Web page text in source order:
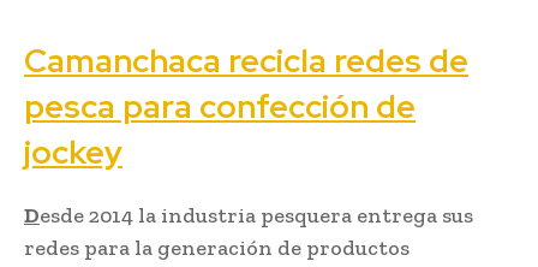
Camanchaca recicla redes de
pesca para confección de
jockey
Desde 2014 la industria pesquera entrega sus
redes para la generación de productos